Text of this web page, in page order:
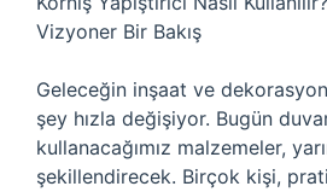
Vizyoner Bir Bakış
Geleceğin inşaat ve
şey hızla değişiyor. Bugün
kullanacağımız malzemeler,
şekillendirecek. Birçok kişi,